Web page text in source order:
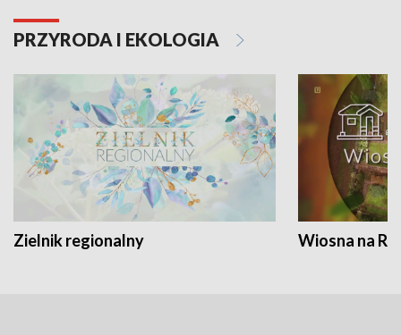
PRZYRODA I EKOLOGIA
Zielnik regionalny Wiosna na